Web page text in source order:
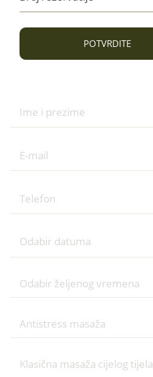
POTVRDITE
Odabir datuma
Odabir željenog vremena
09:00
Antistress masaža
Klasična masaža cijelog tijela